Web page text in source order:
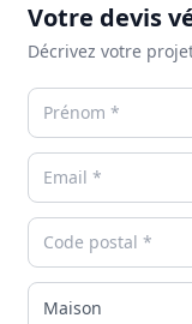
Votre devis
Décrivez votre